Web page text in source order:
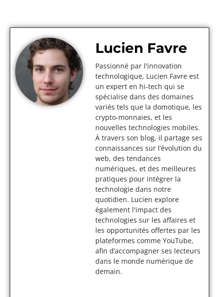
Lucien Favre
Passionné par l'innovation
technologique, Lucien Favre est
un expert en hi-tech qui se
spécialise dans des domaines
variés tels que la domotique, les
crypto-monnaies, et les
nouvelles technologies mobiles.
À travers son blog, il partage ses
connaissances sur l’évolution du
web, des tendances
numériques, et des meilleures
pratiques pour intégrer la
technologie dans notre
quotidien. Lucien explore
également l'impact des
technologies sur les affaires et
les opportunités offertes par les
plateformes comme YouTube,
afin d’accompagner ses lecteurs
dans le monde numérique de
demain.